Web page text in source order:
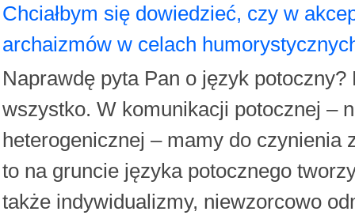
Chciałbym się dowiedzieć, czy w
archaizmów w celach
Naprawdę pyta Pan o język
wszystko. W komunikacji potocznej –
heterogenicznej – mamy do
to na gruncie języka potocznego
także indywidualizmy, niewzorcowo